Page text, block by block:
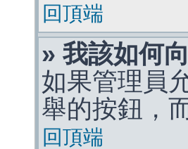
回頂端
» 我該如何
如果管理員
舉的按鈕，
回頂端